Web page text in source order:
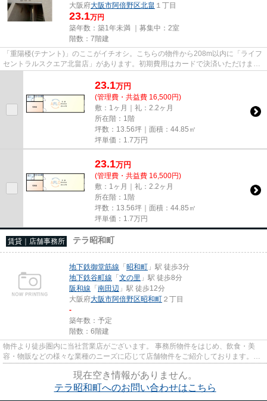
大阪府大阪市阿倍野区北畠 １丁目
23.1万円
築年数：築1年未満 ｜募集中： 2室
階数：7階建
「重陽楼(テナント)」のここがイチオシ。こちらの物件から208m以内に「ライフ
セントラルスクエア北畠店」があります。初期費用はカードで決済いただけま
す。令和7年築の物件となってお...
23.1万円
(管理費・共益費 16,500円)
敷：1ヶ月｜礼：2.2ヶ月
所在階：1階
坪数：13.56坪｜面積：44.85㎡
坪単価： 1.7万円
23.1万円
(管理費・共益費 16,500円)
敷：1ヶ月｜礼：2.2ヶ月
所在階：1階
坪数：13.56坪｜面積：44.85㎡
坪単価： 1.7万円
賃貸｜店舗事務所 テラ昭和町
地下鉄御堂筋線 「昭和町 」駅 徒歩3分
地下鉄谷町線 「文の里 」駅 徒歩8分
阪和線 「南田辺 」駅 徒歩12分
大阪府大阪市阿倍野区昭和町 ２丁目
-
築年数：予定
階数：6階建
物件より徒歩圏内に当社営業店がございます。 事務所物件をはじめ、飲食・美
容・物販などの様々な業種のニーズに応じて店舗物件をご紹介しております。
尚、弊社ではおとり広告は一切...
現在空き情報がありません。
テラ昭和町へのお問い合わせはこちら